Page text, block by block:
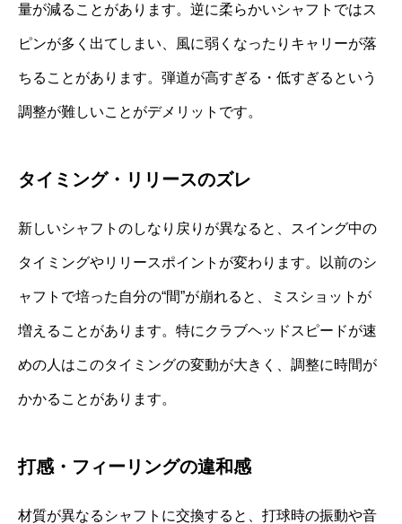
量が減ることがあります。逆に柔らかいシャフトではス
ピンが多く出てしまい、風に弱くなったりキャリーが落
ちることがあります。弾道が高すぎる・低すぎるという
調整が難しいことがデメリットです。
タイミング・リリースのズレ
新しいシャフトのしなり戻りが異なると、スイング中の
タイミングやリリースポイントが変わります。以前のシ
ャフトで培った自分の“間”が崩れると、ミスショットが
増えることがあります。特にクラブヘッドスピードが速
めの人はこのタイミングの変動が大きく、調整に時間が
かかることがあります。
打感・フィーリングの違和感
材質が異なるシャフトに交換すると、打球時の振動や音